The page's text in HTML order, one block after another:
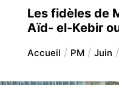
Les fidèles de
Aïd- el-Kebir
Accueil PM Juin